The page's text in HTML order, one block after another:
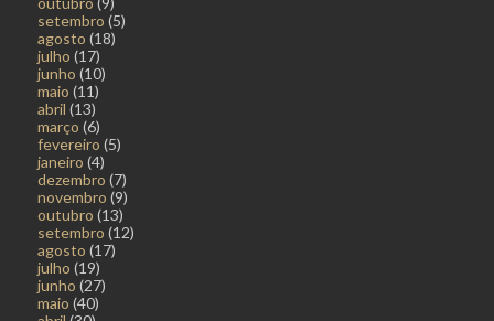
setembro (5)
agosto (18)
julho (17)
junho (10)
maio (11)
abril (13)
março (6)
fevereiro (5)
janeiro (4)
dezembro (7)
novembro (9)
outubro (13)
setembro (12)
agosto (17)
julho (19)
junho (27)
maio (40)